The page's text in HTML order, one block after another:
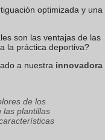
optimizada y una
son las ventajas de las
la práctica deportiva?
a nuestra innovadora
de los
las plantillas